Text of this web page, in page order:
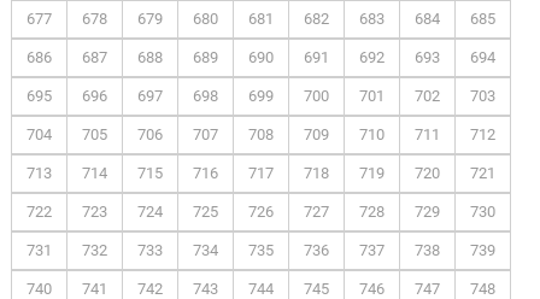
677 678 679 680 681 682 683 684 685
686 687 688 689 690 691 692 693 694
695 696 697 698 699 700 701 702 703
704 705 706 707 708 709 710 711 712
713 714 715 716 717 718 719 720 721
722 723 724 725 726 727 728 729 730
731 732 733 734 735 736 737 738 739
740 741 742 743 744 745 746 747 748